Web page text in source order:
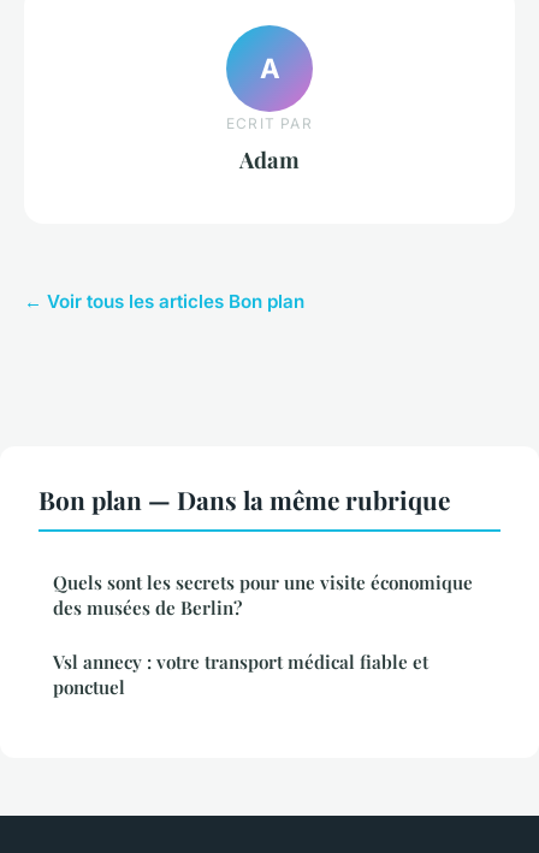
A
ECRIT PAR
Adam
← Voir tous les articles Bon plan
Bon plan — Dans la même rubrique
Quels sont les secrets pour une visite économique
des musées de Berlin?
Vsl annecy : votre transport médical fiable et
ponctuel